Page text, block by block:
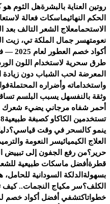
روتين العناية بالبشرةهل الثوم هو
الحكم النهائيماسكات فعالة
الاستحمامعلاج الشعر التالف بعد
نعومتهسر جمال الملكة تي، زيت
أكواد خصم العطور لعام 2025 — فخامة برائحة التوفير
طرق سحرية لاستخدام اللون
المعرضة لحب الشباب دون زيادة
واستخداماته وأضراره المحتملة
وثقة بالنفسهل يسبب البلسم
أحمر شفاه مرجاني يضيء شعرك
تستخدمين الكاكاو كصبغة طبيعية
ينمو كالسحر في وقت قياسي؟
العلاج الكيميائيسر النعومة
حرير؟من رفع الجفون إلى تبييض
قطرة أفضل ماسكات طبيعية
بسهولة الدلكة السودانية
الكلف؟
خطواتاكتشفي أفضل أكواد خصم